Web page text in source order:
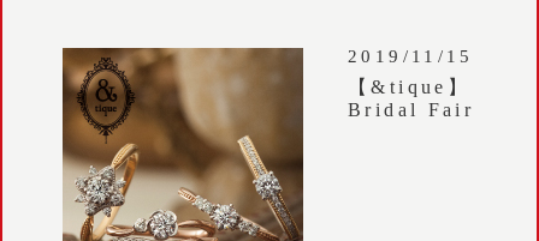
2019/11/15
【&tique】
Bridal Fair